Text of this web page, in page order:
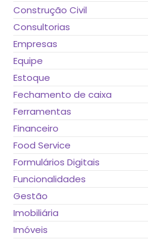
Construção Civil
Consultorias
Empresas
Equipe
Estoque
Fechamento de caixa
Ferramentas
Financeiro
Food Service
Formulários Digitais
Funcionalidades
Gestão
Imobiliária
Imóveis